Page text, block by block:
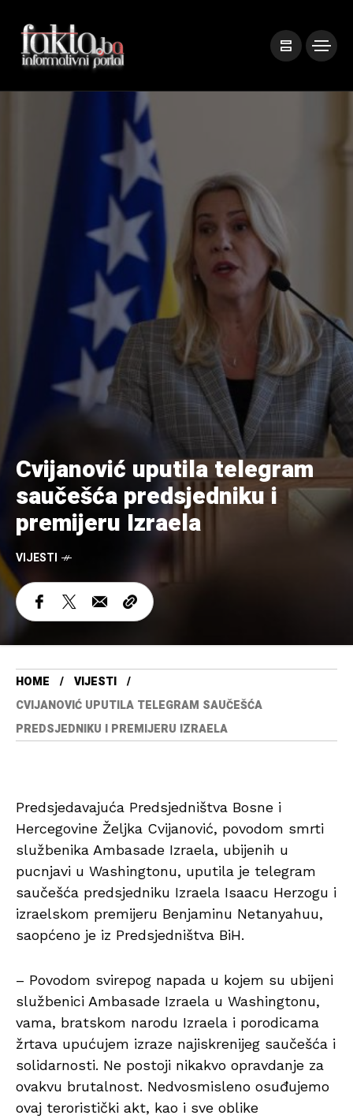
Cvijanović uputila telegram
saučešća predsjedniku i
premijeru Izraela
VIJESTI
HOME
VIJESTI
CVIJANOVIĆ UPUTILA TELEGRAM SAUČEŠĆA
PREDSJEDNIKU I PREMIJERU IZRAELA
Predsjedavajuća Predsjedništva Bosne i
Hercegovine Željka Cvijanović, povodom smrti
službenika Ambasade Izraela, ubijenih u
pucnjavi u Washingtonu, uputila je telegram
saučešća predsjedniku Izraela Isaacu Herzogu i
izraelskom premijeru Benjaminu Netanyahuu,
saopćeno je iz Predsjedništva BiH.
– Povodom svirepog napada u kojem su ubijeni
službenici Ambasade Izraela u Washingtonu,
vama, bratskom narodu Izraela i porodicama
žrtava upućujem izraze najiskrenijeg saučešća i
solidarnosti. Ne postoji nikakvo opravdanje za
ovakvu brutalnost. Nedvosmisleno osuđujemo
ovaj teroristički akt, kao i sve oblike